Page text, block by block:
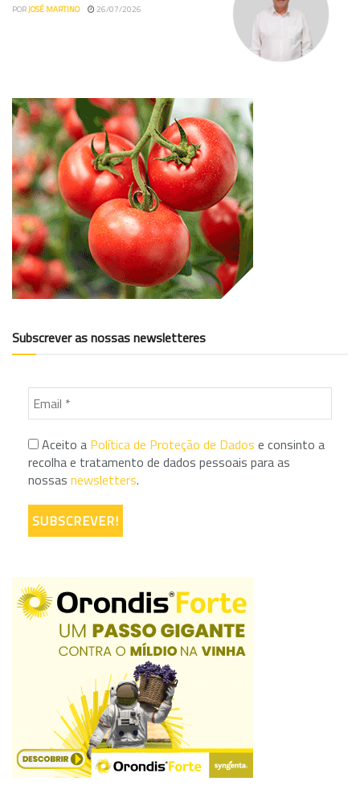
PORJOSÉ MARTINO 26/07/2026
Subscrever as nossas newsletteres
Aceito a Política de Proteção de Dados e consinto a
recolha e tratamento de dados pessoais para as
nossas newsletters.